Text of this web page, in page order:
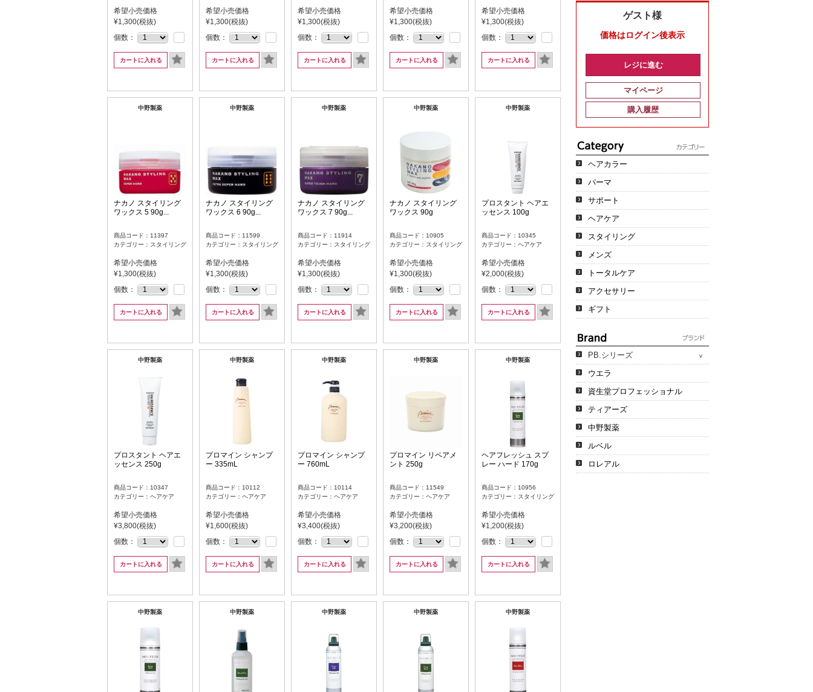
希望小売価格
¥1,300(税抜)
個数：
カートに入れる
希望小売価格
¥1,300(税抜)
個数：
カートに入れる
希望小売価格
¥1,300(税抜)
個数：
カートに入れる
希望小売価格
¥1,300(税抜)
個数：
カートに入れる
希望小売価格
¥1,300(税抜)
個数：
カートに入れる
中野製薬
ナカノ スタイリング
ワックス 5 90g...
商品コード：11397
カテゴリー：スタイリング
希望小売価格
¥1,300(税抜)
個数：
カートに入れる
中野製薬
ナカノ スタイリング
ワックス 6 90g...
商品コード：11599
カテゴリー：スタイリング
希望小売価格
¥1,300(税抜)
個数：
カートに入れる
中野製薬
ナカノ スタイリング
ワックス 7 90g...
商品コード：11914
カテゴリー：スタイリング
希望小売価格
¥1,300(税抜)
個数：
カートに入れる
中野製薬
ナカノ スタイリング
ワックス 90g
商品コード：10905
カテゴリー：スタイリング
希望小売価格
¥1,300(税抜)
個数：
カートに入れる
中野製薬
プロスタント ヘアエ
ッセンス 100g
商品コード：10345
カテゴリー：ヘアケア
希望小売価格
¥2,000(税抜)
個数：
カートに入れる
中野製薬
プロスタント ヘアエ
ッセンス 250g
商品コード：10347
カテゴリー：ヘアケア
希望小売価格
¥3,800(税抜)
個数：
カートに入れる
中野製薬
プロマイン シャンプ
ー 335mL
商品コード：10112
カテゴリー：ヘアケア
希望小売価格
¥1,600(税抜)
個数：
カートに入れる
中野製薬
プロマイン シャンプ
ー 760mL
商品コード：10114
カテゴリー：ヘアケア
希望小売価格
¥3,400(税抜)
個数：
カートに入れる
中野製薬
プロマイン リペアメ
ント 250g
商品コード：11549
カテゴリー：ヘアケア
希望小売価格
¥3,200(税抜)
個数：
カートに入れる
中野製薬
ヘアフレッシュ スプ
レー ハード 170g
商品コード：10956
カテゴリー：スタイリング
希望小売価格
¥1,200(税抜)
個数：
カートに入れる
中野製薬 中野製薬 中野製薬 中野製薬 中野製薬
ゲスト様
価格はログイン後表示
レジに進む
マイページ
購入履歴
ヘアカラー
パーマ
サポート
ヘアケア
スタイリング
メンズ
トータルケア
アクセサリー
ギフト
PB.シリーズ
ウエラ
資生堂プロフェッショナル
ティアーズ
中野製薬
ルベル
ロレアル